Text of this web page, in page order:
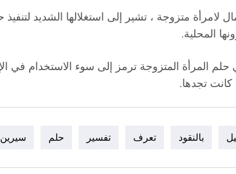
لامرأة متزوجة ، تشير إلى استغلالها الشديد
المحلية.
حلم المرأة المتزوجة ترمز إلى سوء الاستخدام
كانت تجدها.
بالنقود تعرف تفسير حلم سيرين